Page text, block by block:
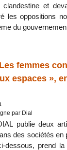
clandestine et
les oppositions
du
femmes
espaces »,
par Dial
publie deux
des sociétés en
dessous, prend la